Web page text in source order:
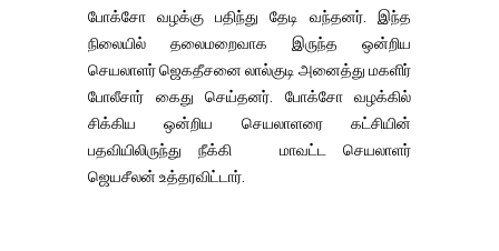
போக்சோ வழக்கு பதிந்து தேடி வந்தனர். இந்த
நிலையில் தலைமறைவாக இருந்த ஒன்றிய
செயலாளர் ஜெகதீசனை லால்குடி அனைத்து மகளிர்
போலீசார் கைது செய்தனர். போக்சோ வழக்கில்
சிக்கிய ஒன்றிய செயலாளரை கட்சியின்
பதவியிலிருந்து நீக்கி மாவட்ட செயலாளர்
ஜெயசீலன் உத்தரவிட்டார்.